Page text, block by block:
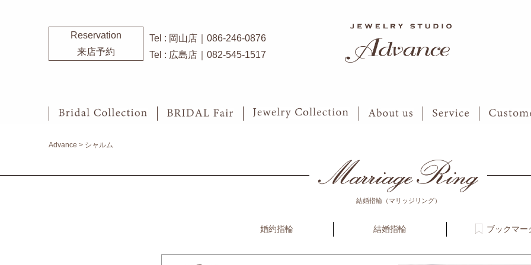
Reservation
来店予約
Tel : 岡山店｜086-246-0876
Tel : 広島店｜082-545-1517
Advance > シャルム
結婚指輪（マリッジリング）
婚約指輪 結婚指輪 ブックマー